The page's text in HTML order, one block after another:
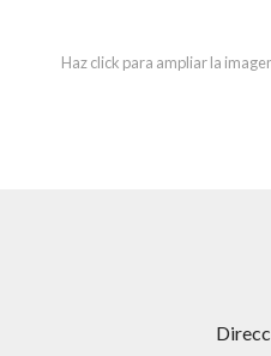
Haz click para ampliar la